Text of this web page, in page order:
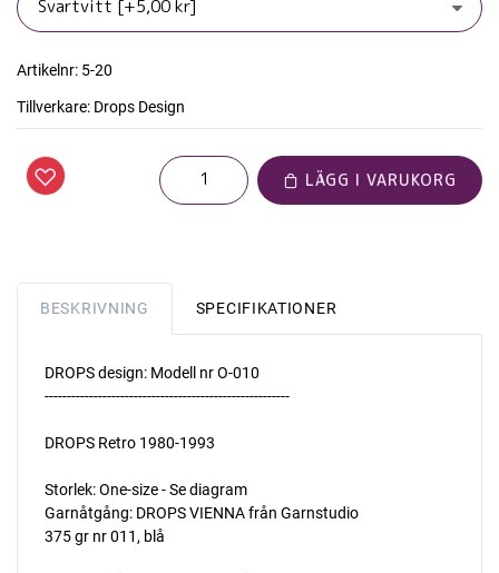
Artikelnr: 5-20
Tillverkare: Drops Design
LÄGG I VARUKORG
BESKRIVNING SPECIFIKATIONER
DROPS design: Modell nr O-010
-------------------------------------------------------
DROPS Retro 1980-1993
Storlek: One-size - Se diagram
Garnåtgång: DROPS VIENNA från Garnstudio
375 gr nr 011, blå